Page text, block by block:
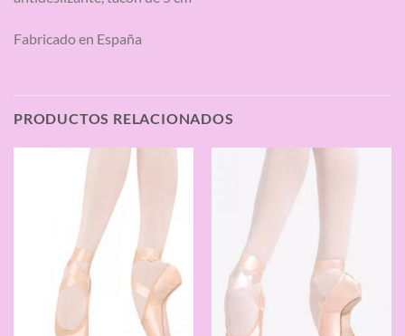
Fabricado en España
PRODUCTOS RELACIONADOS